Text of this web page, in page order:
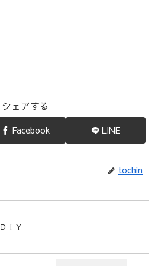
シェアする
Facebook LINE
tochin
ＤＩＹ